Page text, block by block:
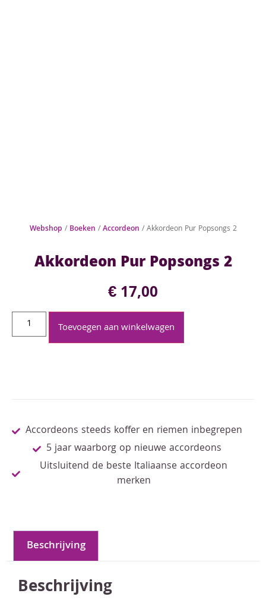
Webshop / Boeken /Accordeon / Akkordeon Pur Popsongs 2
Akkordeon Pur Popsongs 2
€17,00
Toevoegen aan winkelwagen
Accordeons steeds koffer en riemen inbegrepen
5 jaar waarborg op nieuwe accordeons
Uitsluitend de beste Italiaanse accordeon
merken
Beschrijving
Beschrijving